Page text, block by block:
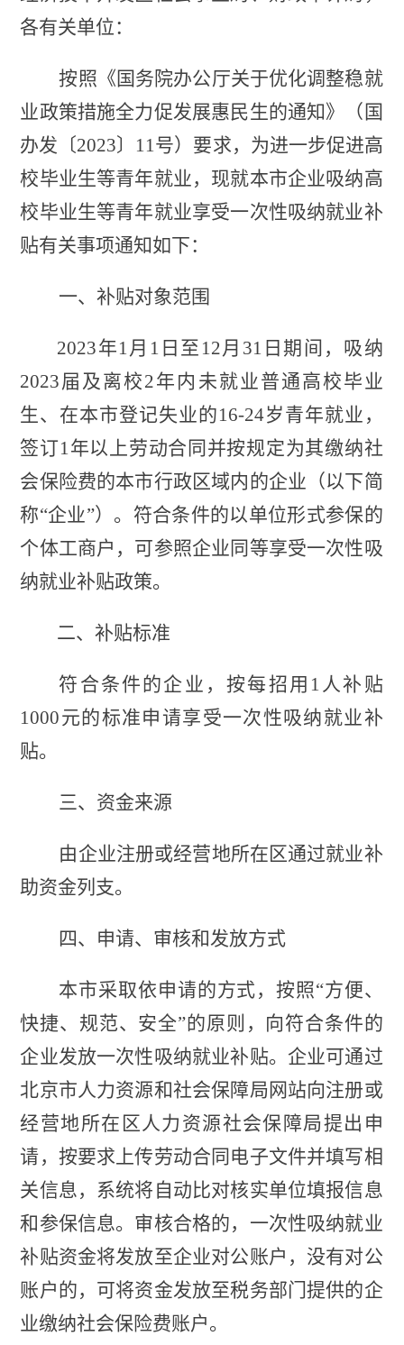
各有关单位：
按照《国务院办公厅关于优化调整稳就
业政策措施全力促发展惠民生的通知》（国
办发〔2023〕11号）要求，为进一步促进高
校毕业生等青年就业，现就本市企业吸纳高
校毕业生等青年就业享受一次性吸纳就业补
贴有关事项通知如下：
一、补贴对象范围
2023年1月1日至12月31日期间，吸纳
2023届及离校2年内未就业普通高校毕业
生、在本市登记失业的16-24岁青年就业，
签订1年以上劳动合同并按规定为其缴纳社
会保险费的本市行政区域内的企业（以下简
称“企业”）。符合条件的以单位形式参保的
个体工商户，可参照企业同等享受一次性吸
纳就业补贴政策。
二、补贴标准
符合条件的企业，按每招用1人补贴
1000元的标准申请享受一次性吸纳就业补
贴。
三、资金来源
由企业注册或经营地所在区通过就业补
助资金列支。
四、申请、审核和发放方式
本市采取依申请的方式，按照“方便、
快捷、规范、安全”的原则，向符合条件的
企业发放一次性吸纳就业补贴。企业可通过
北京市人力资源和社会保障局网站向注册或
经营地所在区人力资源社会保障局提出申
请，按要求上传劳动合同电子文件并填写相
关信息，系统将自动比对核实单位填报信息
和参保信息。审核合格的，一次性吸纳就业
补贴资金将发放至企业对公账户，没有对公
账户的，可将资金发放至税务部门提供的企
业缴纳社会保险费账户。